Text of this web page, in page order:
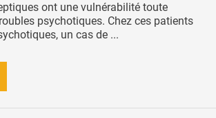
ont une vulnérabilité toute
psychotiques. Chez ces patients
un cas de ...